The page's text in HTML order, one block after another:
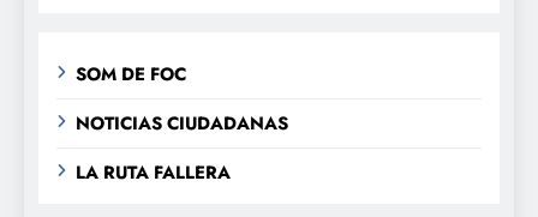
SOM DE FOC
NOTICIAS CIUDADANAS
LA RUTA FALLERA